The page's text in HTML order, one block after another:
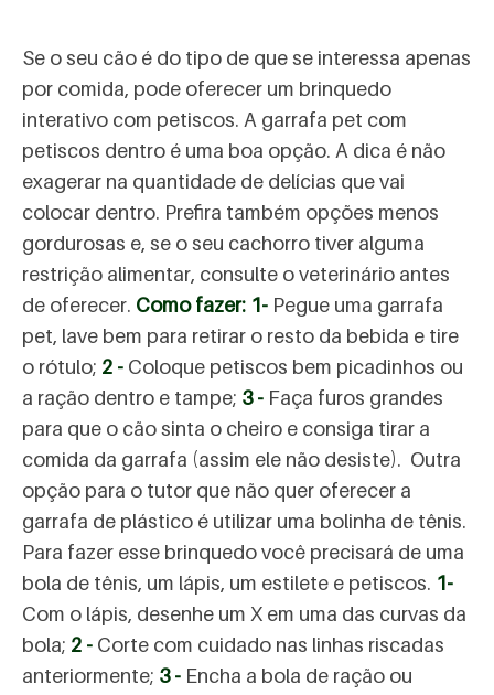
Se o seu cão é do tipo de que se interessa apenas
por comida, pode oferecer um brinquedo
interativo com petiscos. A garrafa pet com
petiscos dentro é uma boa opção. A dica é não
exagerar na quantidade de delícias que vai
colocar dentro. Prefira também opções menos
gordurosas e, se o seu cachorro tiver alguma
restrição alimentar, consulte o veterinário antes
de oferecer. Como fazer: 1- Pegue uma garrafa
pet, lave bem para retirar o resto da bebida e tire
o rótulo; 2 - Coloque petiscos bem picadinhos ou
a ração dentro e tampe; 3 - Faça furos grandes
para que o cão sinta o cheiro e consiga tirar a
comida da garrafa (assim ele não desiste). Outra
opção para o tutor que não quer oferecer a
garrafa de plástico é utilizar uma bolinha de tênis.
Para fazer esse brinquedo você precisará de uma
bola de tênis, um lápis, um estilete e petiscos. 1-
Com o lápis, desenhe um X em uma das curvas da
bola; 2 - Corte com cuidado nas linhas riscadas
anteriormente; 3 - Encha a bola de ração ou